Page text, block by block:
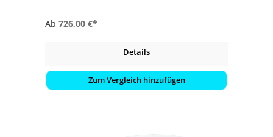
Ab 726,00 €*
Details
Zum Vergleich hinzufügen